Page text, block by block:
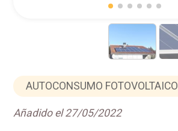
AUTOCONSUMO FOTOVOLTAICO
Añadido el 27/05/2022